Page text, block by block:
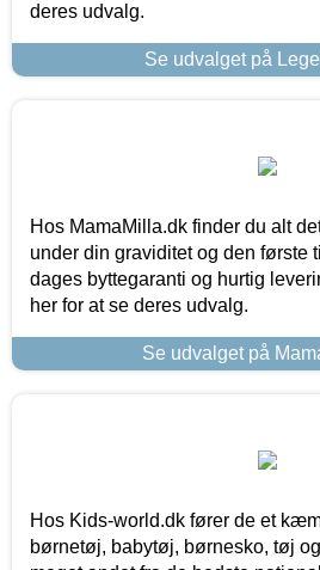
deres udvalg.
Se udvalget på
Hos MamaMilla.dk finder du alt
under din graviditet og den første
dages byttegaranti og hurtig
her for at se deres udvalg.
Se udvalget på
Hos Kids-world.dk fører de et
børnetøj, babytøj, børnesko, tøj